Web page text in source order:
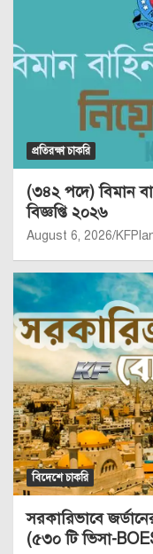
প্রতিরক্ষা চাকরি
(৩৪২ পদে) বিমান
বিজ্ঞপ্তি ২০২৬
August 6, 2026
বিদেশে চাকরি
সরকারিভাবে
(৫৩০ টি ভিসা-